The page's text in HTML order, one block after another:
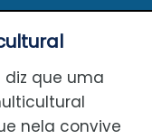
diz que uma
nela convive